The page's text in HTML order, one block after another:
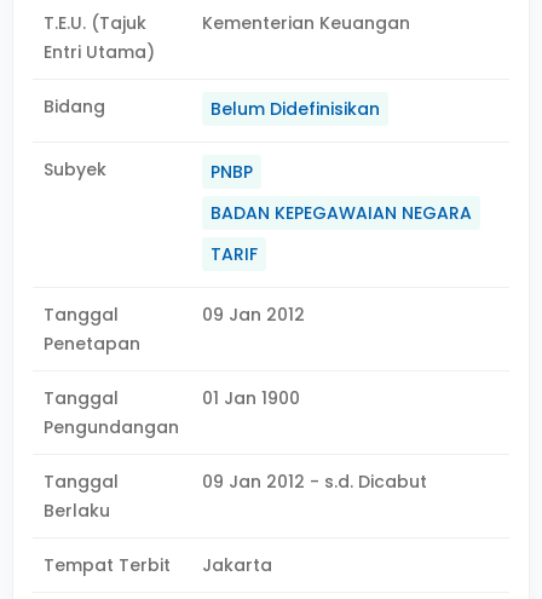
T.E.U. (Tajuk
Entri Utama)
Kementerian Keuangan
Bidang Belum Didefinisikan
Subyek
PNBP
BADAN KEPEGAWAIAN NEGARA
TARIF
Tanggal
Penetapan
09 Jan 2012
Tanggal
Pengundangan
01 Jan 1900
Tanggal
Berlaku
09 Jan 2012 - s.d. Dicabut
Tempat Terbit Jakarta